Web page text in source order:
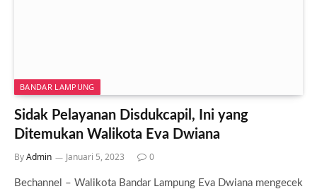
BANDAR LAMPUNG
Sidak Pelayanan Disdukcapil, Ini yang
Ditemukan Walikota Eva Dwiana
ByAdmin Januari 5, 2023 0
Bechannel – Walikota Bandar Lampung Eva Dwiana mengecek